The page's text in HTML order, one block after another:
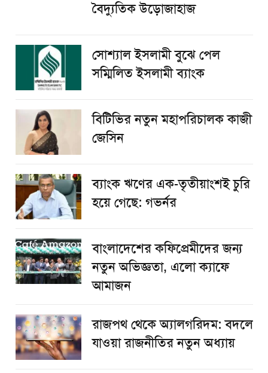
বৈদ্যুতিক উড়োজাহাজ
সোশ্যাল ইসলামী বুঝে পেল
সম্মিলিত ইসলামী ব্যাংক
বিটিভির নতুন মহাপরিচালক কাজী
জেসিন
ব্যাংক ঋণের এক-তৃতীয়াংশই চুরি
হয়ে গেছে: গভর্নর
বাংলাদেশের কফিপ্রেমীদের জন্য
নতুন অভিজ্ঞতা, এলো ক্যাফে
আমাজন
রাজপথ থেকে অ্যালগরিদম: বদলে
যাওয়া রাজনীতির নতুন অধ্যায়